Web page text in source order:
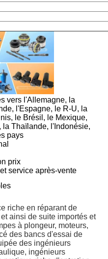
vers l'Allemagne, la
l'Espagne, le R-U, la
le Brésil, le Mexique,
la Thaïlande, l'Indonésie,
pays
prix
service après-vente
riche en réparant de
ainsi de suite importés et
à plongeur, moteurs,
des bancs d'essai de
des ingénieurs
ingénieurs